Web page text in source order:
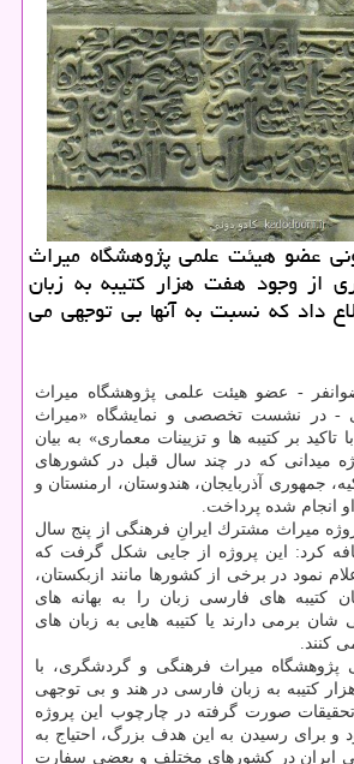
عضو هیئت علمی پژوهشگاه میراث
از وجود هفت هزار كتیبه به زبان
داد كه نسبت به آنها بی توجهی می
- عضو هیئت علمی پژوهشگاه میراث
- در نشست تخصصی و نمایشگاه «میراث
تاكید بر كتیبه ها و تزیینات معماری» به بیان
میدانی كه در چند سال قبل در كشورهای
جمهوری آذربایجان، هندوستان، ارمنستان و
انجام شده پرداخت.
میراث مشترك ایرانِ فرهنگی از پنج سال
كرد: این پروژه از جایی شكل گرفت كه
نمود در برخی از كشورها مانند ازبكستان،
كتیبه های فارسی زبان را به بهانه های
شان برمی دارند یا كتیبه هایی به زبان های
كنند.
میراث فرهنگی و گردشگری، با
كتیبه به زبان فارسی در هند و بی توجهی
تحقیقات صورت گرفته در چارچوب این پروژه
و برای رسیدن به این هدف بزرگ، احتیاج به
ایران در كشورهای مختلف و بعضی سفارت